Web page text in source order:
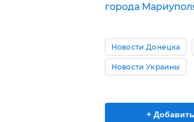
города
Новости Донецка
Новости Украины
+